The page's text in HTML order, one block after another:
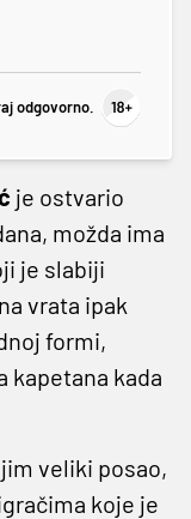
odgovorno.
je ostvario
možda ima
je slabiji
vrata ipak
formi,
kapetana kada
veliki posao,
koje je